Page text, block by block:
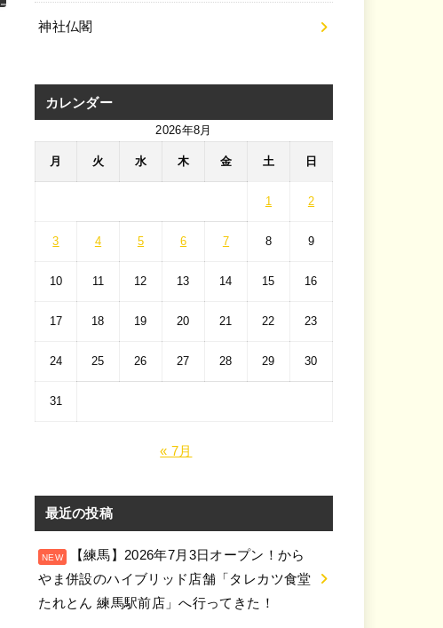
神社仏閣
カレンダー
2026年8月
月 火 水 木 金 土 日
1 2
3 4 5 6 7 8 9
10 11 12 13 14 15 16
17 18 19 20 21 22 23
24 25 26 27 28 29 30
31
« 7月
最近の投稿
【練馬】2026年7月3日オープン！から
やま併設のハイブリッド店舗「タレカツ食堂
たれとん 練馬駅前店」へ行ってきた！